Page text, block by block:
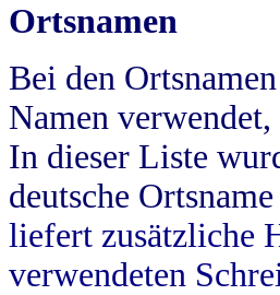
Ortsnamen
Bei den
Namen
In dieser Liste
deutsche
liefert zusätzliche
verwendeten